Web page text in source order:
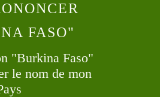
FASO"
le nom de mon